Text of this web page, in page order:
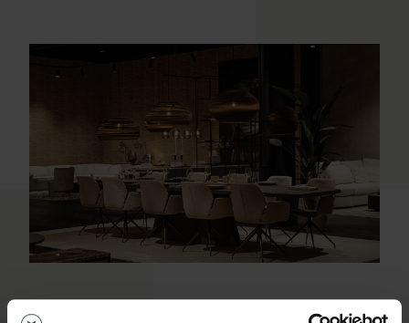
7. Bezoek onze woonwinkels voor